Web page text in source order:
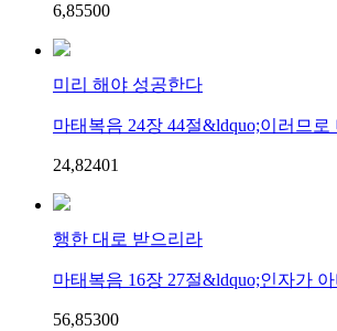
6,85500
미리 해야 성공한다
마태복음 24장 44절&ldquo;이러므로
24,82401
행한 대로 받으리라
마태복음 16장 27절&ldquo;인자가
56,85300